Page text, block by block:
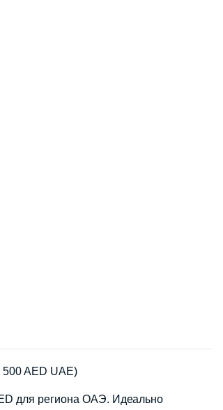
AED UAE)
для региона ОАЭ. Идеально